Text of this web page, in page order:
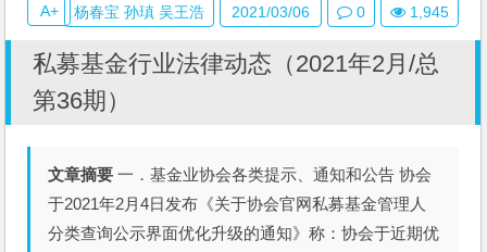
私募基金行业法律动态（2021年2月/总
第36期）
文章摘要 一．基金业协会各类提示、通知和公告 协会
于2021年2月4日发布《关于协会官网私募基金管理人
分类查询公示界面优化升级的通知》称：协会于近期优
杨春宝 孙瑱 吴王浩 2021/03/06 0 1,945
A+